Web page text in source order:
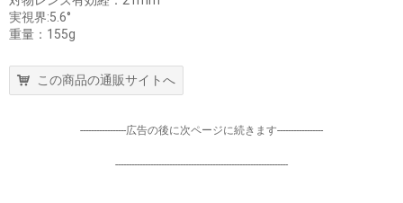
実視界:5.6°
重量：155g
この商品の通販サイトへ
-----------------広告の後に次ページに続きます-----------------
----------------------------------------------------------------